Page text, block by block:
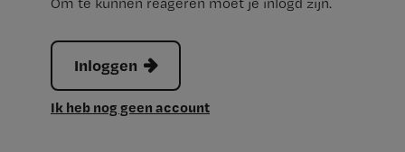
Inloggen
Ik heb nog geen account